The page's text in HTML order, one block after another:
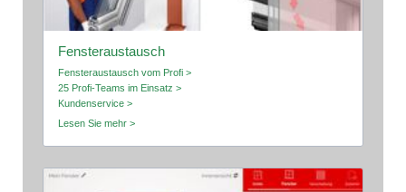
Fensteraustausch
Fensteraustausch vom Profi >
25 Profi-Teams im Einsatz >
Kundenservice >
Lesen Sie mehr >